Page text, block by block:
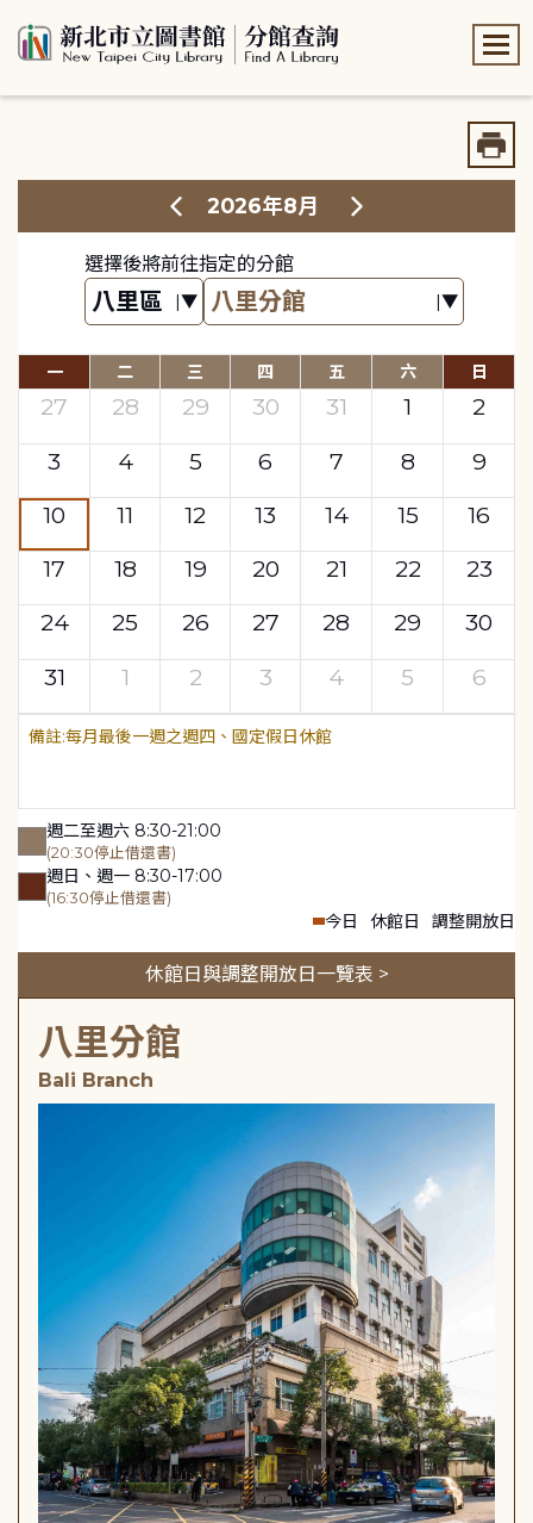
2026年8月
選擇後將前往指定的分館
一 二 三 四 五 六 日
27 28 29 30 31 1
2
3
4 5 6 7 8
9
10
11 12 13 14 15
16
17
18 19 20 21 22
23
24
25 26 27 28 29
30
31
1 2 3 4 5 6
每月最後一週之週四、國定假日休館
週二至週六 8:30-21:00
(20:30停止借還書)
週日、週一 8:30-17:00
(16:30停止借還書)
今日 休館日 調整開放日
休館日與調整開放日一覽表 >
八里分館
Bali Branch